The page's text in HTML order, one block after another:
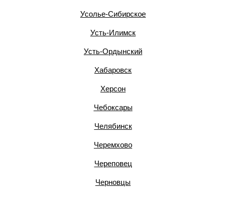
Усолье-Сибирское
Усть-Илимск
Усть-Ордынский
Хабаровск
Херсон
Чебоксары
Челябинск
Черемхово
Череповец
Черновцы